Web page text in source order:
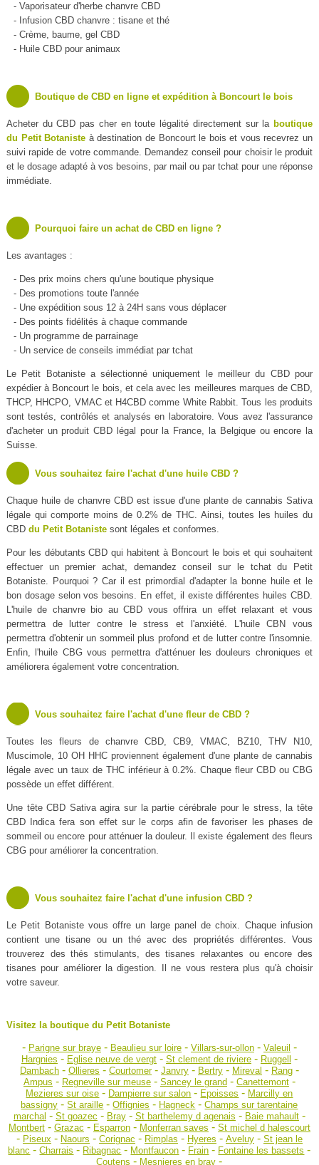
- Vaporisateur d'herbe chanvre CBD
- Infusion CBD chanvre : tisane et thé
- Crème, baume, gel CBD
- Huile CBD pour animaux
Boutique de CBD en ligne et expédition à Boncourt le bois
Acheter du CBD pas cher en toute légalité directement sur la boutique
du Petit Botaniste à destination de Boncourt le bois et vous recevrez un
suivi rapide de votre commande. Demandez conseil pour choisir le produit
et le dosage adapté à vos besoins, par mail ou par tchat pour une réponse
immédiate.
Pourquoi faire un achat de CBD en ligne ?
Les avantages :
- Des prix moins chers qu'une boutique physique
- Des promotions toute l'année
- Une expédition sous 12 à 24H sans vous déplacer
- Des points fidélités à chaque commande
- Un programme de parrainage
- Un service de conseils immédiat par tchat
Le Petit Botaniste a sélectionné uniquement le meilleur du CBD pour
expédier à Boncourt le bois, et cela avec les meilleures marques de CBD,
THCP, HHCPO, VMAC et H4CBD comme White Rabbit. Tous les produits
sont testés, contrôlés et analysés en laboratoire. Vous avez l'assurance
d'acheter un produit CBD légal pour la France, la Belgique ou encore la
Suisse.
Vous souhaitez faire l'achat d'une huile CBD ?
Chaque huile de chanvre CBD est issue d'une plante de cannabis Sativa
légale qui comporte moins de 0.2% de THC. Ainsi, toutes les huiles du
CBD du Petit Botanistesont légales et conformes.
Pour les débutants CBD qui habitent à Boncourt le bois et qui souhaitent
effectuer un premier achat, demandez conseil sur le tchat du Petit
Botaniste. Pourquoi ? Car il est primordial d'adapter la bonne huile et le
bon dosage selon vos besoins. En effet, il existe différentes huiles CBD.
L'huile de chanvre bio au CBD vous offrira un effet relaxant et vous
permettra de lutter contre le stress et l'anxiété. L'huile CBN vous
permettra d'obtenir un sommeil plus profond et de lutter contre l'insomnie.
Enfin, l'huile CBG vous permettra d'atténuer les douleurs chroniques et
améliorera également votre concentration.
Vous souhaitez faire l'achat d'une fleur de CBD ?
Toutes les fleurs de chanvre CBD, CB9, VMAC, BZ10, THV N10,
Muscimole, 10 OH HHC proviennent également d'une plante de cannabis
légale avec un taux de THC inférieur à 0.2%. Chaque fleur CBD ou CBG
possède un effet différent.
Une tête CBD Sativa agira sur la partie cérébrale pour le stress, la tête
CBD Indica fera son effet sur le corps afin de favoriser les phases de
sommeil ou encore pour atténuer la douleur. Il existe également des fleurs
CBG pour améliorer la concentration.
Vous souhaitez faire l'achat d'une infusion CBD ?
Le Petit Botaniste vous offre un large panel de choix. Chaque infusion
contient une tisane ou un thé avec des propriétés différentes. Vous
trouverez des thés stimulants, des tisanes relaxantes ou encore des
tisanes pour améliorer la digestion. Il ne vous restera plus qu'à choisir
votre saveur.
Visitez la boutique du Petit Botaniste
- Parigne sur braye- Beaulieu sur loire- Villars-sur-ollon- Valeuil -
Hargnies - Eglise neuve de vergt- St clement de riviere- Ruggell -
Dambach- Ollieres - Courtomer- Janvry- Bertry- Mireval - Rang-
Ampus - Regneville sur meuse- Sancey le grand- Canettemont-
Mezieres sur oise - Dampierre sur salon - Epoisses - Marcilly en
bassigny -St araille -Offignies - Hagneck -Champs sur tarentaine
marchal - St goazec - Bray- St barthelemy d agenais - Baie mahault-
Montbert- Grazac - Esparron- Monferran saves - St michel d halescourt
- Piseux - Naours - Corignac - Rimplas - Hyeres - Aveluy- St jean le
blanc -Charrais - Ribagnac - Montfaucon - Frain - Fontaine les bassets -
Coutens - Mesnieres en bray -